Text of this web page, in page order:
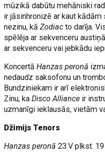
mūzikā dabūtu mehāniski
ir jāsinhronizē ar kaut kādām
nezinu, kāZodiacto darīja.
spēlēja ar sekvenceru
ar sekvenceru vai jebkādu
KoncertāHanzas peronā
nedaudz saksofonu un
Bundziniekam ir arī
Zinu, kaDisco Alliance ir
uzmanīgi ieklausās, vietām
Džimijs Tenors
Hanzas peronā 23.V plkst. 19